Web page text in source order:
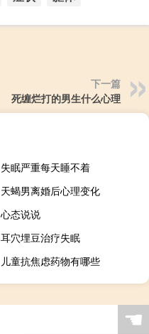
下一篇
死缠烂打的男生什么心理
失眠严重每天睡不着
天蝎男离婚后心理变化
心态说说
耳穴埋豆治疗失眠
儿童抗焦虑药物有哪些
☚